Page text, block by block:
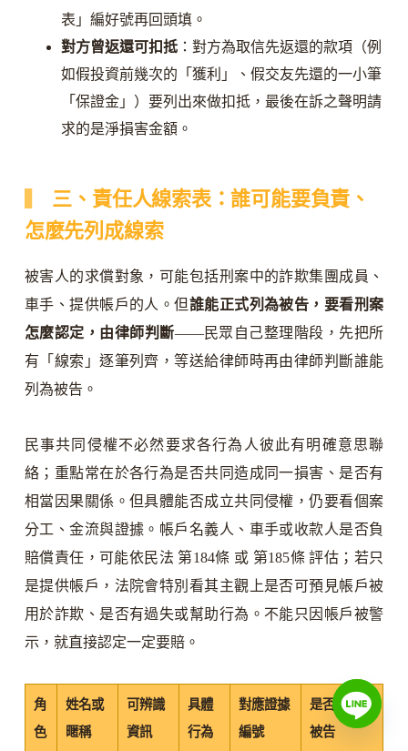
表」編好號再回頭填。
對方曾返還可扣抵：對方為取信先返還的款項（例
如假投資前幾次的「獲利」、假交友先還的一小筆
「保證金」）要列出來做扣抵，最後在訴之聲明請
求的是淨損害金額。
三、責任人線索表：誰可能要負責、
怎麼先列成線索
被害人的求償對象，可能包括刑案中的詐欺集團成員、
車手、提供帳戶的人。但誰能正式列為被告，要看刑案
怎麼認定，由律師判斷——民眾自己整理階段，先把所
有「線索」逐筆列齊，等送給律師時再由律師判斷誰能
列為被告。
民事共同侵權不必然要求各行為人彼此有明確意思聯
絡；重點常在於各行為是否共同造成同一損害、是否有
相當因果關係。但具體能否成立共同侵權，仍要看個案
分工、金流與證據。帳戶名義人、車手或收款人是否負
賠償責任，可能依民法 第184條 或 第185條 評估；若只
是提供帳戶，法院會特別看其主觀上是否可預見帳戶被
用於詐欺、是否有過失或幫助行為。不能只因帳戶被警
示，就直接認定一定要賠。
角
色
姓名或
暱稱
可辨識
資訊
具體
行為
對應證據
編號
是否為刑案
被告